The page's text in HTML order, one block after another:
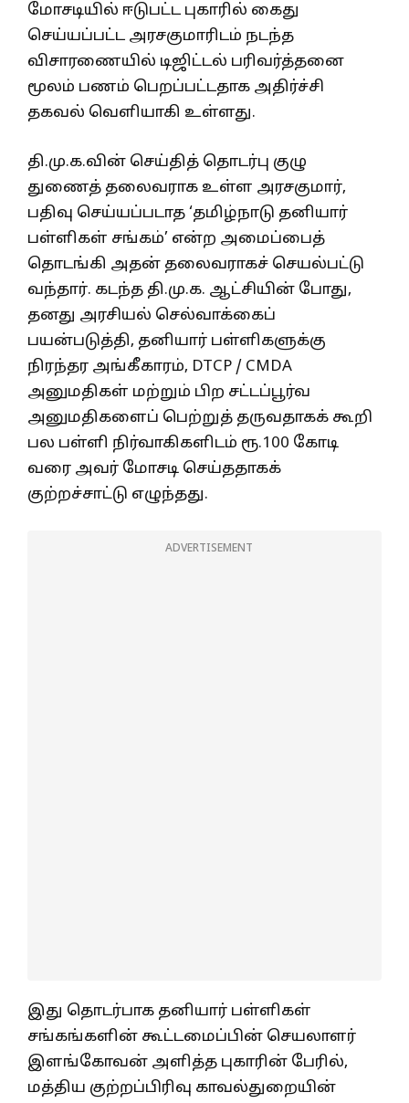
மோசடியில் ஈடுபட்ட புகாரில் கைது
செய்யப்பட்ட அரசகுமாரிடம் நடந்த
விசாரணையில் டிஜிட்டல் பரிவர்த்தனை
மூலம் பணம் பெறப்பட்டதாக அதிர்ச்சி
தகவல் வெளியாகி உள்ளது.
தி.மு.க.வின் செய்தித் தொடர்பு குழு
துணைத் தலைவராக உள்ள அரசகுமார்,
பதிவு செய்யப்படாத ‘தமிழ்நாடு தனியார்
பள்ளிகள் சங்கம்’ என்ற அமைப்பைத்
தொடங்கி அதன் தலைவராகச் செயல்பட்டு
வந்தார். கடந்த தி.மு.க. ஆட்சியின் போது,
தனது அரசியல் செல்வாக்கைப்
பயன்படுத்தி, தனியார் பள்ளிகளுக்கு
நிரந்தர அங்கீகாரம், DTCP / CMDA
அனுமதிகள் மற்றும் பிற சட்டப்பூர்வ
அனுமதிகளைப் பெற்றுத் தருவதாகக் கூறி
பல பள்ளி நிர்வாகிகளிடம் ரூ.100 கோடி
வரை அவர் மோசடி செய்ததாகக்
குற்றச்சாட்டு எழுந்தது.
ADVERTISEMENT
இது தொடர்பாக தனியார் பள்ளிகள்
சங்கங்களின் கூட்டமைப்பின் செயலாளர்
இளங்கோவன் அளித்த புகாரின் பேரில்,
மத்திய குற்றப்பிரிவு காவல்துறையின்